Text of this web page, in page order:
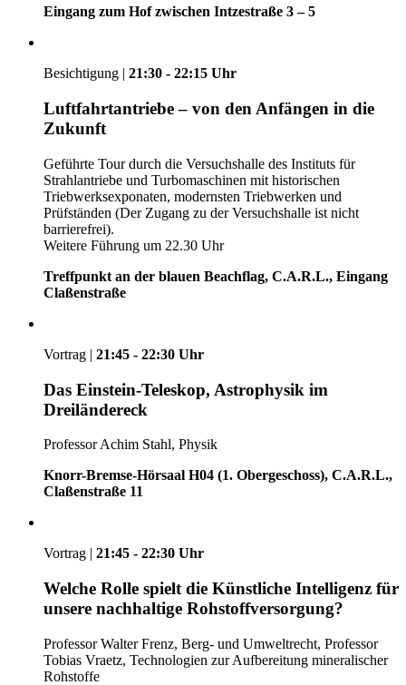
Eingang zum Hof zwischen Intzestraße 3 – 5
Besichtigung | 21:30 - 22:15 Uhr
Luftfahrtantriebe – von den Anfängen in die
Zukunft
Geführte Tour durch die Versuchshalle des Instituts für
Strahlantriebe und Turbomaschinen mit historischen
Triebwerksexponaten, modernsten Triebwerken und
Prüfständen (Der Zugang zu der Versuchshalle ist nicht
barrierefrei).
Weitere Führung um 22.30 Uhr
Treffpunkt an der blauen Beachflag, C.A.R.L., Eingang
Claßenstraße
Vortrag | 21:45 - 22:30 Uhr
Das Einstein-Teleskop, Astrophysik im
Dreiländereck
Professor Achim Stahl, Physik
Knorr-Bremse-Hörsaal H04 (1. Obergeschoss), C.A.R.L.,
Claßenstraße 11
Vortrag | 21:45 - 22:30 Uhr
Welche Rolle spielt die Künstliche Intelligenz für
unsere nachhaltige Rohstoffversorgung?
Professor Walter Frenz, Berg- und Umweltrecht, Professor
Tobias Vraetz, Technologien zur Aufbereitung mineralischer
Rohstoffe